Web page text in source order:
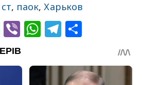
, паок,Харьков
LinkedIn
ViberWhatsApp
Telegram